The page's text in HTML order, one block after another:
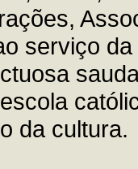
serviço
da cultura.